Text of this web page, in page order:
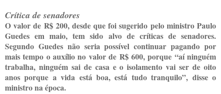
Crítica de senadores
O valor de R$ 200, desde que foi sugerido pelo ministro Paulo
Guedes em maio, tem sido alvo de críticas de senadores.
Segundo Guedes não seria possível continuar pagando por
mais tempo o auxílio no valor de R$ 600, porque “aí ninguém
trabalha, ninguém sai de casa e o isolamento vai ser de oito
anos porque a vida está boa, está tudo tranquilo”, disse o
ministro na época.